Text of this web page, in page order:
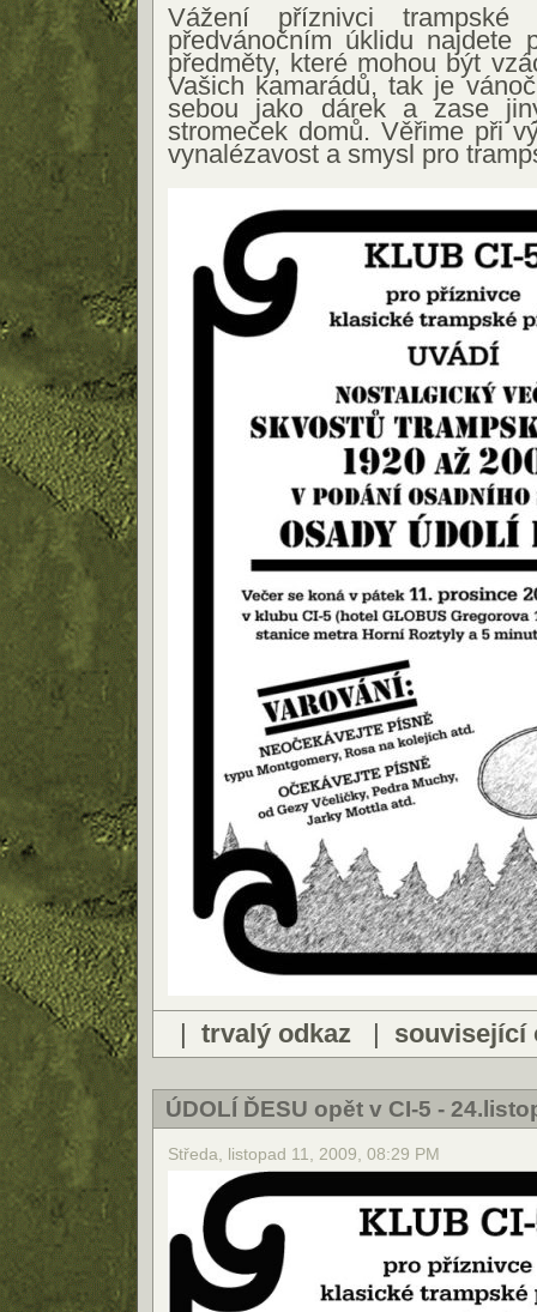
Vážení příznivci
předvánočním úklidu najdete
předměty, které mohou být
Vašich kamarádů, tak je
sebou jako dárek a zase
stromeček domů. Věřime při
vynalézavost a smysl pro
| trvalý odkaz | související
ÚDOLÍ ĎESU opět v CI-5 -
Středa, listopad 11, 2009, 08:29 PM